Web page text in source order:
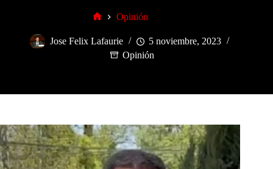
Opinión
Jose Felix Lafaurie
5 noviembre, 2023
Opinión